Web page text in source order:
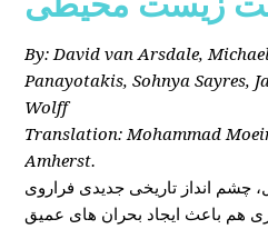
By: David van Arsdale,
Panayotakis, Sohnya Sayres,
Wolff
Translation: Mohammad
Amherst.
چشم انداز تاریخی جدیدی فراروی
هم باعث ایجاد بحران های عمیق